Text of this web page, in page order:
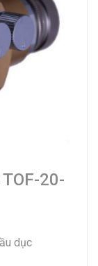
20-
dục